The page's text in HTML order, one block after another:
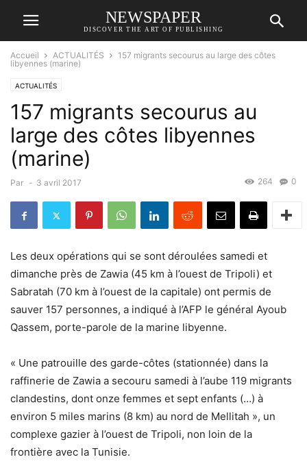
NEWSPAPER
DISCOVER THE ART OF PUBLISHING
Accueil ACTUALITÉS
157 migrants secourus au large des côtes
libyennes (marine)
ACTUALITÉS
157 migrants secourus au
large des côtes libyennes
(marine)
Par - 3 avril 2017 0
264
Les deux opérations qui se sont déroulées samedi et
dimanche près de Zawia (45 km à l’ouest de Tripoli) et
Sabratah (70 km à l’ouest de la capitale) ont permis de
sauver 157 personnes, a indiqué à l’AFP le général Ayoub
Qassem, porte-parole de la marine libyenne.
« Une patrouille des garde-côtes (stationnée) dans la
raffinerie de Zawia a secouru samedi à l’aube 119 migrants
clandestins, dont onze femmes et sept enfants (…) à
environ 5 miles marins (8 km) au nord de Mellitah », un
complexe gazier à l’ouest de Tripoli, non loin de la
frontière avec la Tunisie.